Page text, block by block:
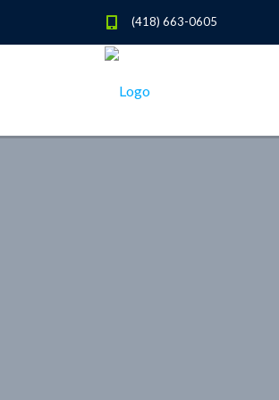
(418) 663-0605